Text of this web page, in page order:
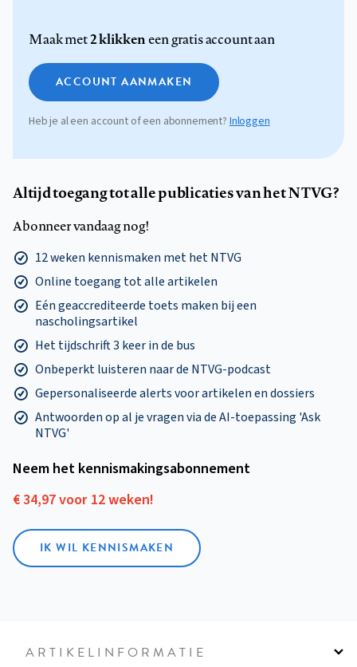
Maak met2 klikkeneen gratis account aan
ACCOUNT AANMAKEN
Heb je al een account of een abonnement? Inloggen
Altijd toegang tot alle publicaties van het NTVG?
Abonneer vandaag nog!
12 weken kennismaken met het NTVG
Online toegang tot alle artikelen
Eén geaccrediteerde toets maken bij een
nascholingsartikel
Het tijdschrift 3 keer in de bus
Onbeperkt luisteren naar de NTVG-podcast
Gepersonaliseerde alerts voor artikelen en dossiers
Antwoorden op al je vragen via de AI-toepassing 'Ask
NTVG'
Neem het kennismakings­abonnement
€ 34,97 voor 12 weken!
IK WIL KENNISMAKEN
ARTIKELINFORMATIE